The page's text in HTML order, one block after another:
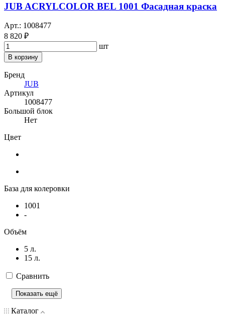
JUB ACRYLCOLOR BEL 1001 Фасадная краска
Арт.: 1008477
8 820 ₽
шт
В корзину
Бренд
JUB
Артикул
1008477
Большой блок
Нет
Цвет
База для колеровки
1001
-
Объём
5 л.
15 л.
Сравнить
Показать ещё
Каталог